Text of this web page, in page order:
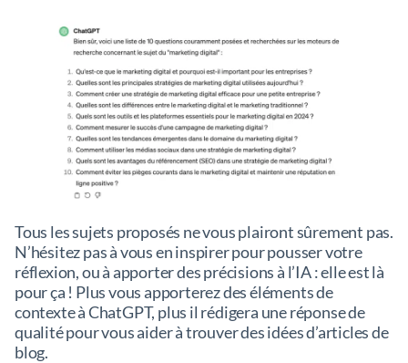
Tous les sujets proposés ne vous plairont sûrement pas.
N’hésitez pas à vous en inspirer pour pousser votre
réflexion, ou à apporter des précisions à l’IA : elle est là
pour ça ! Plus vous apporterez des éléments de
contexte à ChatGPT, plus il rédigera une réponse de
qualité pour vous aider à trouver des idées d’articles de
blog.